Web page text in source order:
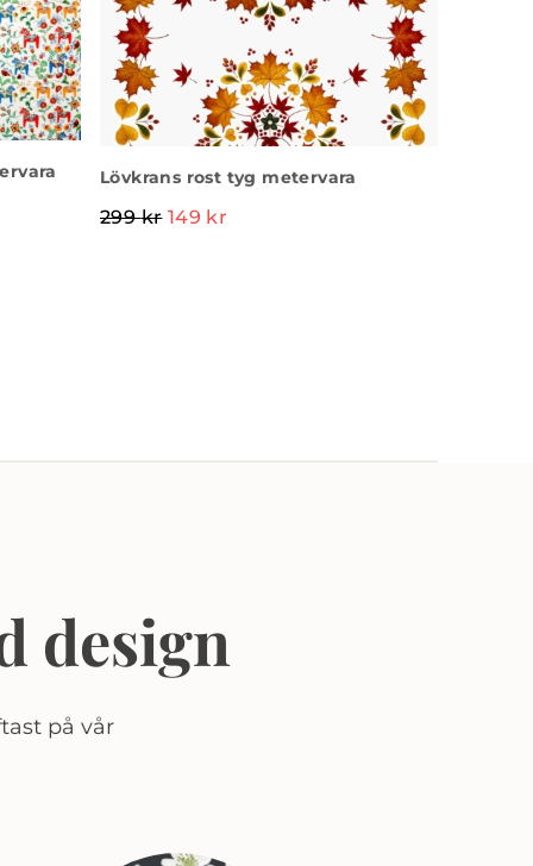
Lövkrans rost tyg metervara
299kr 149 kr
design
på vår